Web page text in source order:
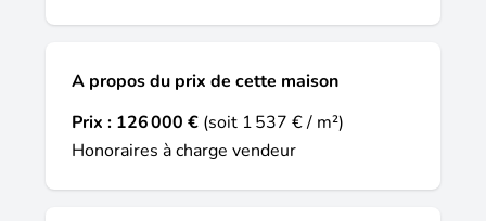
A propos du prix de cette maison
Prix : 126 000 € (soit 1 537 € / m²)
Honoraires à charge vendeur